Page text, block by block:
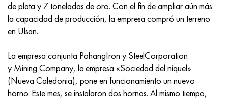
de plata y 7 toneladas de oro. Con el fin de ampliar aún más
la capacidad de producción, la empresa compró un terreno
en Ulsan.
La empresa conjunta PohangIron y SteelCorporation
y Mining Company, la empresa «Sociedad del níquel»
(Nueva Caledonia), pone en funcionamiento un nuevo
horno. Este mes, se instalaron dos hornos. Al mismo tiempo,
Incotherm
incotest
Jette M152
Cobalto 6B
47ND
47НХР
49KF
49K2F, 49K2FA-VI
HN62VMYUT
HN62MVKYU
HN63MB
XN65VM
VT-35
PT-1M
PT-3V
PT-7M
1.4466 - AISI 310MoLn
Aleación Al6xn
15-7Ph® - 1.4532
PH 13-8 meses - 1.4534
10X17H13M3T
10X18N18Yu4D
11X11N2V2MF
12Х18Н9Т
2,0872, CuNi10Fe1Mn, Cw352h
Bronce aluminio silicio
CW301G, C64200
bronce de silicio
latón rojo
C84400, CuSn2ZnPb
C83600, CuSn5ZnPb
45G2, 45g2, AISI 1144
Aleación de acero estructural
10g2, 10g2, AISI 1513
12X2H4A, 15NiCr13, 1.5752
Р6М5, 1.3343, hs6-5-2, sw7m
Р6М5К5, 1.3243, hs6-5-2-5
R6M5F3, 1.3344, hs6-5-3
9М4К8,1.3207